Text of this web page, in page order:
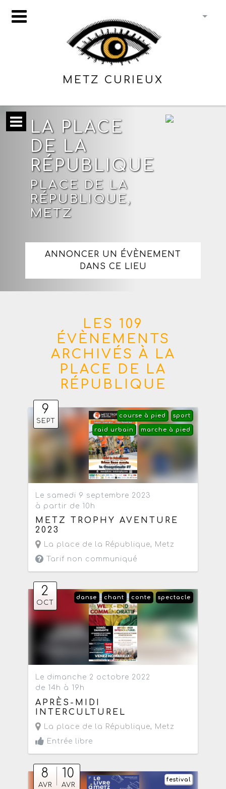
METZ CURIEUX
LA PLACE
DE LA
RÉPUBLIQUE
PLACE DE LA
RÉPUBLIQUE,
METZ
ANNONCER UN ÉVÈNEMENT
DANS CE LIEU
LES 109
ÉVÈNEMENTS
ARCHIVÉS À LA
PLACE DE LA
RÉPUBLIQUE
9
SEPT
sport
course à pied
marche à pied
raid urbain
Le samedi 9 septembre 2023
à partir de 10h
METZ TROPHY AVENTURE
2023
La place de la République, Metz
Tarif non communiqué
2
OCT
spectacle
conte
chant
danse
Le dimanche 2 octobre 2022
de 14h à 19h
APRÈS-MIDI
INTERCULTUREL
La place de la République, Metz
Entrée libre
8
AVR
10
AVR
festival